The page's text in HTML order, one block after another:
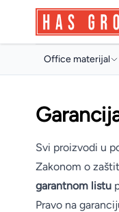
Office materijal
Toneri i ketridži
Pisaći program
Uredski pribor
Svi proizvodi u
Zakonom o
garantnom listu
Pravo na